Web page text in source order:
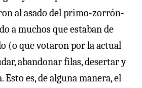
al asado del primo-zorrón-
a muchos que estaban de
(o que votaron por la actual
abandonar filas, desertar y
es, de alguna manera, el